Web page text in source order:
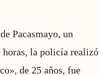
Pacasmayo, un
horas, la policía realizó
de 25 años, fue